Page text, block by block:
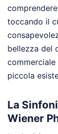
toccando il
bellezza del
piccola
La
Wiener